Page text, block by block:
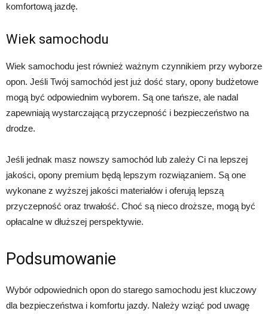
komfortową jazdę.
Wiek samochodu
Wiek samochodu jest również ważnym czynnikiem przy wyborze
opon. Jeśli Twój samochód jest już dość stary, opony budżetowe
mogą być odpowiednim wyborem. Są one tańsze, ale nadal
zapewniają wystarczającą przyczepność i bezpieczeństwo na
drodze.
Jeśli jednak masz nowszy samochód lub zależy Ci na lepszej
jakości, opony premium będą lepszym rozwiązaniem. Są one
wykonane z wyższej jakości materiałów i oferują lepszą
przyczepność oraz trwałość. Choć są nieco droższe, mogą być
opłacalne w dłuższej perspektywie.
Podsumowanie
Wybór odpowiednich opon do starego samochodu jest kluczowy
dla bezpieczeństwa i komfortu jazdy. Należy wziąć pod uwagę